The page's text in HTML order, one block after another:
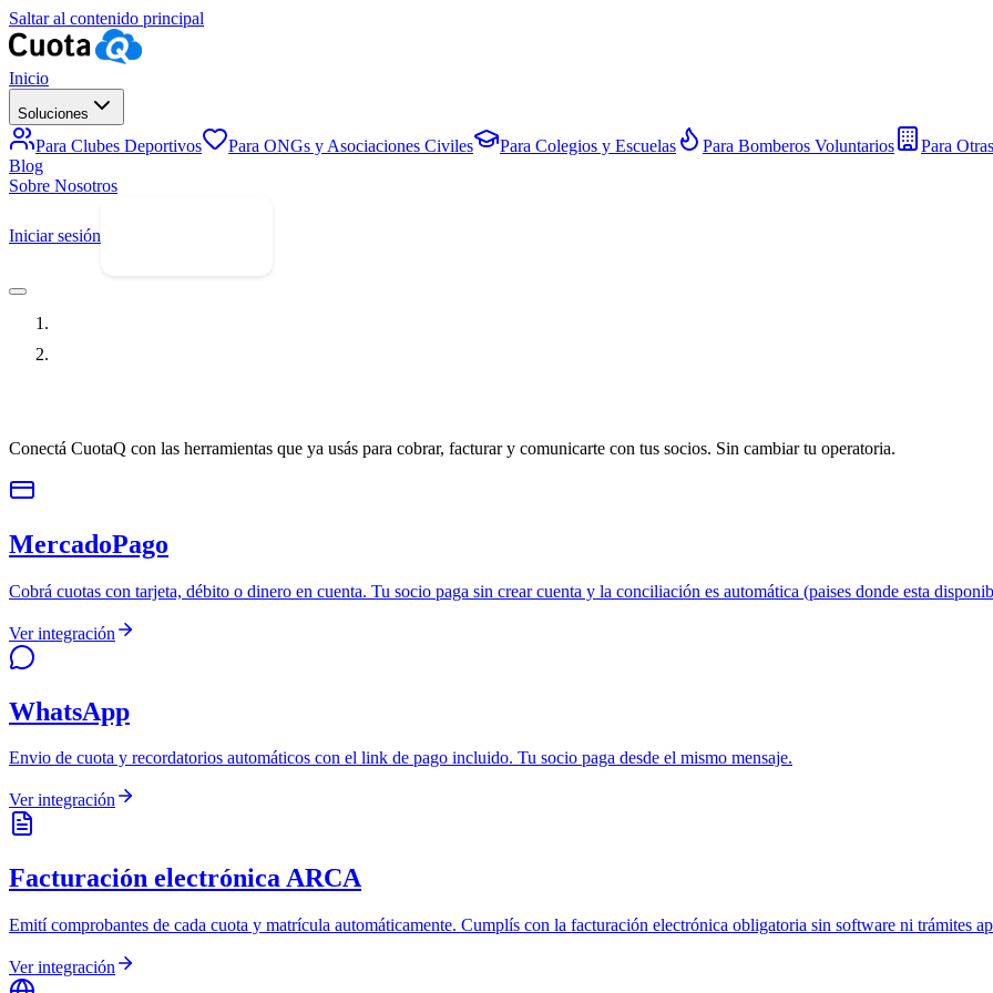
Saltar al contenido principal
Inicio
Soluciones
Para Clubes Deportivos Para ONGs y Asociaciones Civiles Para Colegios y Escuelas Para Bomberos Voluntarios
Para
Blog
Sobre Nosotros
Iniciar sesión
Conectá CuotaQ con las herramientas que ya usás para cobrar, facturar y comunicarte con tus socios. Sin cambiar tu operatoria.
MercadoPago
Cobrá cuotas con tarjeta, débito o dinero en cuenta. Tu socio paga sin crear cuenta y la conciliación es automática (paises donde esta
Ver integración
WhatsApp
Envio de cuota y recordatorios automáticos con el link de pago incluido. Tu socio paga desde el mismo mensaje.
Ver integración
Facturación electrónica ARCA
Emití comprobantes de cada cuota y matrícula automáticamente. Cumplís con la facturación electrónica obligatoria sin software ni trámites
Ver integración